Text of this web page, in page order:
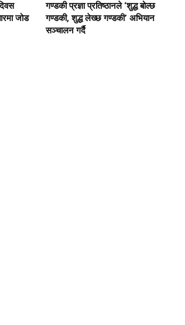
जोड
गण्डकी प्रज्ञा प्रतिष्ठानले ‘शुद्ध बोल्छ
गण्डकी, शुद्ध लेख्छ गण्डकी’ अभियान
सञ्चालन गर्दै